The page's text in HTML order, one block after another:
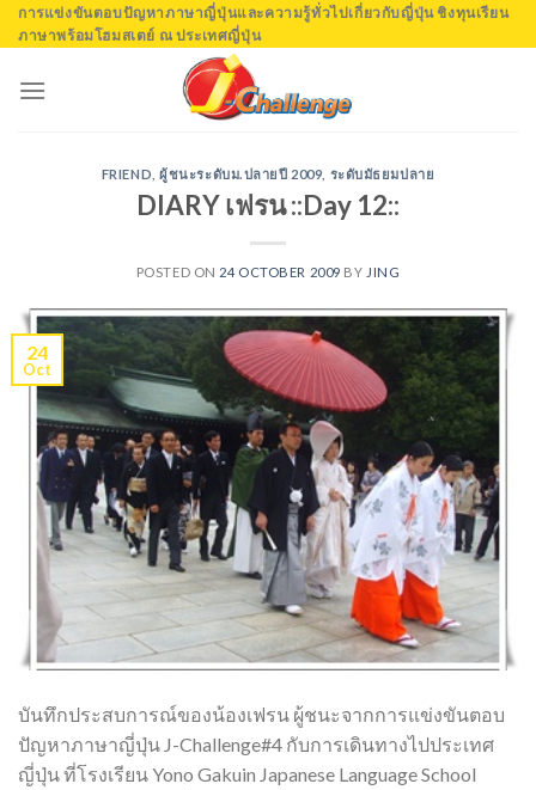
Skip
to
การแข่งขันตอบปัญหาภาษาญี่ปุ่นและความรู้ทั่วไปเกี่ยวกับญี่ปุ่น ชิงทุนเรียน
ภาษาพร้อมโฮมสเตย์ ณ ประเทศญี่ปุ่น
FRIEND ,ผู้ชนะระดับม.ปลายปี 2009 ระดับมัธยมปลาย
DIARY เฟรน ::Day 12::
POSTED ON 24 OCTOBER 2009 BY JING
24
Oct
บันทึกประสบการณ์ของน้องเฟรน ผู้ชนะจากการแข่งขันตอบ
ปัญหาภาษาญี่ปุ่น J-Challenge#4 กับการเดินทางไปประเทศ
ญี่ปุ่น ที่โรงเรียน Yono Gakuin Japanese Language School